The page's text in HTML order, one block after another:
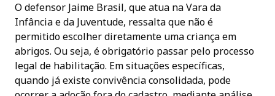
O defensor Jaime Brasil, que atua na Vara da
Infância e da Juventude, ressalta que não é
permitido escolher diretamente uma criança em
abrigos. Ou seja, é obrigatório passar pelo processo
legal de habilitação. Em situações específicas,
quando já existe convivência consolidada, pode